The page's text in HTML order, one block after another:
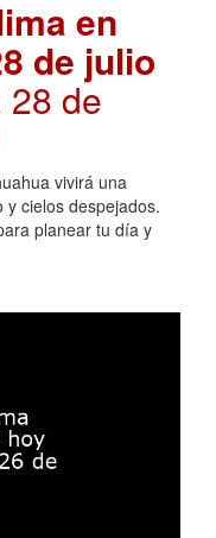
en
de julio
28 de
vivirá una
cielos despejados.
planear tu día y